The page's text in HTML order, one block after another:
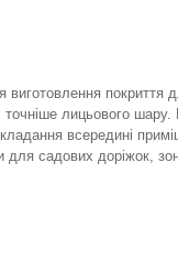
покриття
лицьового
всередині
садових доріжок,